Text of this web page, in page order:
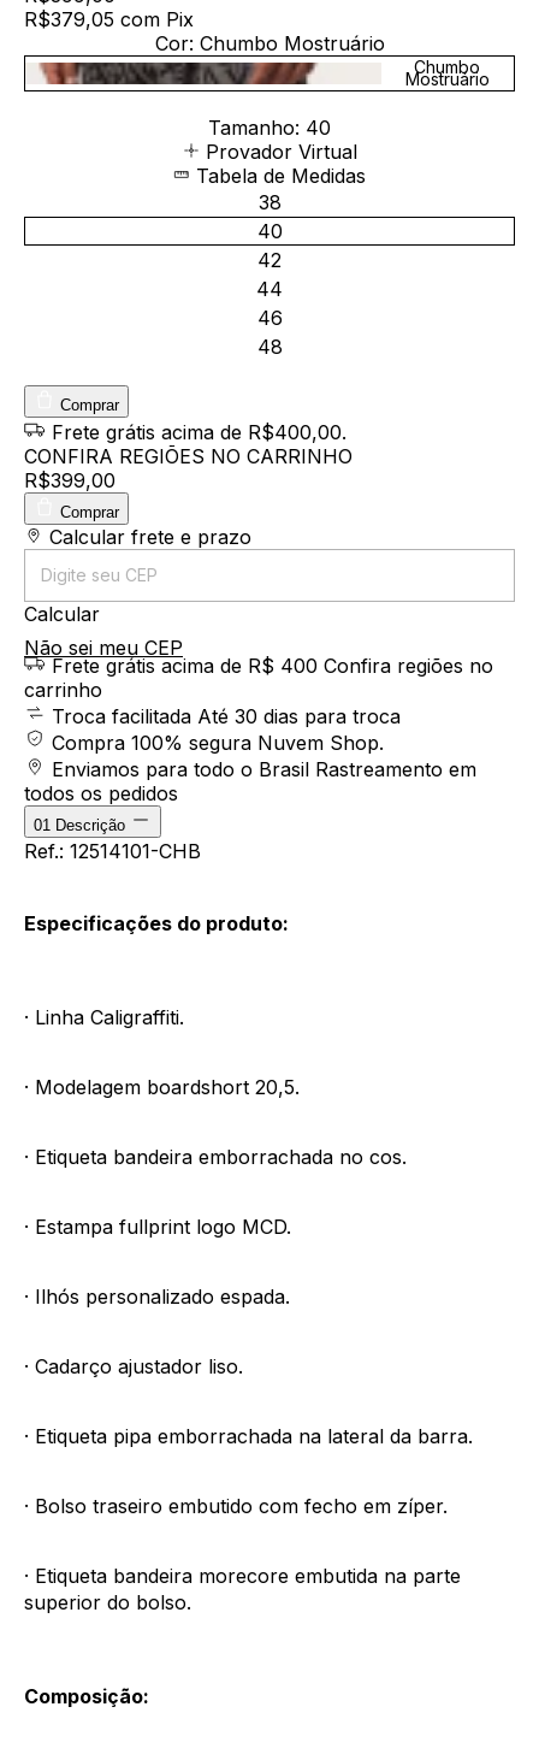
R$379,05 com Pix
Cor: Chumbo Mostruário
Chumbo
Mostruário
Tamanho: 40
Provador Virtual
Tabela de Medidas
38
40
42
44
46
48
Comprar
Frete grátis acima de R$400,00.
CONFIRA REGIÕES NO CARRINHO
R$399,00
Comprar
Entregas para o CEP:
Calcular frete e prazo
Calcular
Não sei meu CEP
Frete grátis acima de R$ 400 Confira regiões no
carrinho
Troca facilitada Até 30 dias para troca
Compra 100% segura Nuvem Shop.
Enviamos para todo o Brasil Rastreamento em
todos os pedidos
01 Descrição
Ref.: 12514101-CHB
Especificações do produto:
· Linha Caligraffiti.
· Modelagem boardshort 20,5.
· Etiqueta bandeira emborrachada no cos.
· Estampa fullprint logo MCD.
· Ilhós personalizado espada.
· Cadarço ajustador liso.
· Etiqueta pipa emborrachada na lateral da barra.
· Bolso traseiro embutido com fecho em zíper.
· Etiqueta bandeira morecore embutida na parte
superior do bolso.
Composição: